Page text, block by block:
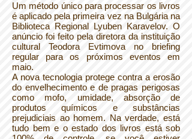
Um método único para processar os livros
é aplicado pela primeira vez na Bulgária na
Biblioteca Regional Lyuben Karavelov. O
anúncio foi feito pela diretora da instituição
cultural Teodora Evtimova no briefing
regular para os próximos eventos em
maio.
A nova tecnologia protege contra a erosão
do envelhecimento e de pragas perigosas
como mofo, umidade, absorção de
produtos químicos e substâncias
prejudiciais ao homem. Na verdade, está
tudo bem e o estado dos livros está sob